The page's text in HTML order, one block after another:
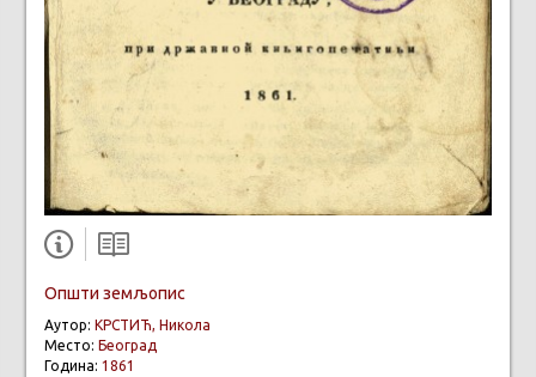
Општи земљопис
Аутор: КРСТИЋ, Никола
Место: Београд
Година: 1861